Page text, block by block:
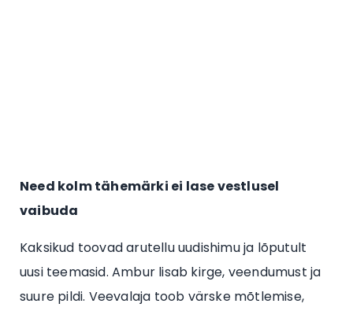
Need kolm tähemärki ei lase vestlusel
vaibuda
Kaksikud toovad arutellu uudishimu ja lõputult
uusi teemasid. Ambur lisab kirge, veendumust ja
suure pildi. Veevalaja toob värske mõtlemise,